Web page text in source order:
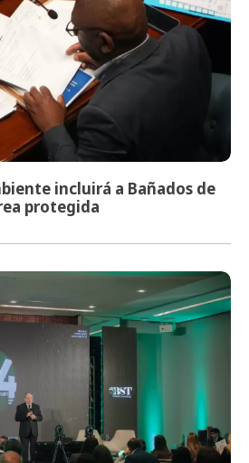
incluirá a Bañados de
protegida